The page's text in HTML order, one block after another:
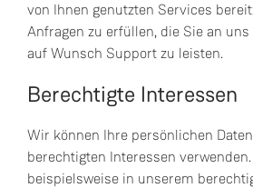
von Ihnen genutzten Services
Anfragen zu erfüllen, die Sie an
auf Wunsch Support zu leisten.
Berechtigte Interessen
Wir können Ihre persönlichen
berechtigten Interessen
beispielsweise in unserem